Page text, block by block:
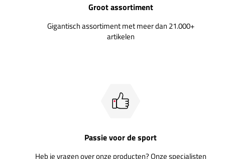
Groot assortiment
Gigantisch assortiment met meer dan 21.000+
artikelen
Passie voor de sport
Heb je vragen over onze producten? Onze specialisten